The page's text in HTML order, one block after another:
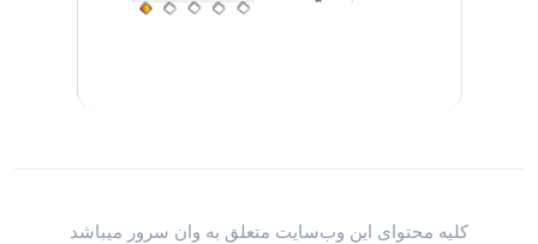
کلیه محتوای این وب‌سایت متعلق به وان سرور میباشد